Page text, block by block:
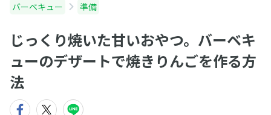
バーベキュー 準備
じっくり焼いた甘いおやつ。バーベキ
ューのデザートで焼きりんごを作る方
法